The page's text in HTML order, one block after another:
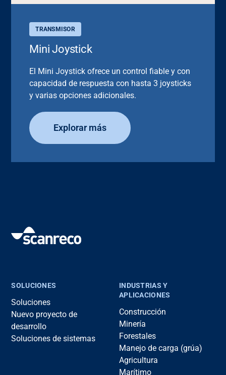
TRANSMISOR
Mini Joystick
El Mini Joystick ofrece un control fiable y con
capacidad de respuesta con hasta 3 joysticks
y varias opciones adicionales.
Explorar más
SOLUCIONES
Soluciones
Nuevo proyecto de
desarrollo
Soluciones de sistemas
INDUSTRIAS Y
APLICACIONES
Construcción
Minería
Forestales
Manejo de carga (grúa)
Agricultura
Marítimo